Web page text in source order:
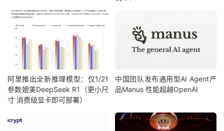
阿里推出全新推理模型：仅1/21
参数媲美DeepSeek R1（更小尺
寸 消费级显卡即可部署）
中国团队发布通用型AI Agent产
品Manus 性能超越OpenAI